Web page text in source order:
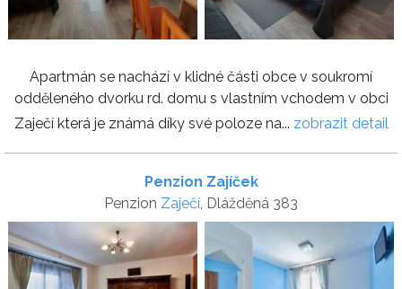
Apartmán se nachází v klidné části obce v soukromí
odděleného dvorku rd. domu s vlastním vchodem v obci
Zaječí která je známá díky své poloze na... zobrazit detail
Penzion Zajíček
Penzion Zaječí, Dlážděná 383